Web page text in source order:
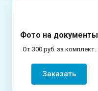
Фото на документы
От 300 руб. за комплект.
Заказать